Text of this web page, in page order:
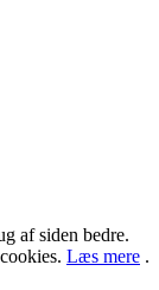
af siden bedre.
Læs mere .